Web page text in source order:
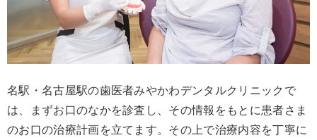
名駅・名古屋駅の歯医者みやかわデンタルクリニックで
は、まずお口のなかを診査し、その情報をもとに患者さま
のお口の治療計画を立てます。その上で治療内容を丁寧に